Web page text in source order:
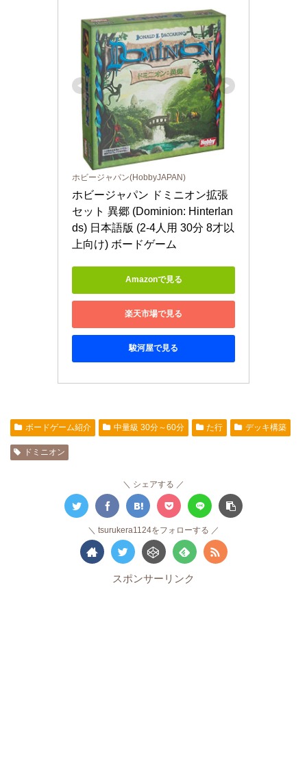
ホビージャパン(HobbyJAPAN)
ホビージャパン ドミニオン拡張
セット 異郷 (Dominion: Hinterlan
ds) 日本語版 (2-4人用 30分 8才以
上向け) ボードゲーム
Amazonで見る
楽天市場で見る
駿河屋で見る
ボードゲーム紹介 中量級 30分～60分 た行 デッキ構築
ドミニオン
シェアする
tsurukera1124をフォローする
スポンサーリンク